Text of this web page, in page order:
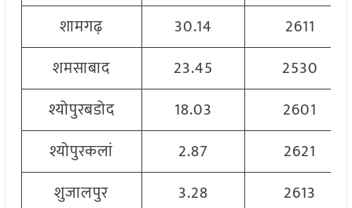
शामगढ़
30.14
2611
शमसाबाद
23.45
2530
श्योपुरबडोद
18.03
2601
श्योपुरकलां
2.87
2621
शुजालपुर
3.28
2613